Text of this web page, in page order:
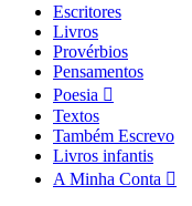
Escritores
Livros
Provérbios
Pensamentos
Poesia
Textos
Também Escrevo
Livros infantis
A Minha Conta